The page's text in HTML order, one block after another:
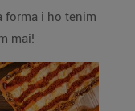
forma i ho tenim
mai!